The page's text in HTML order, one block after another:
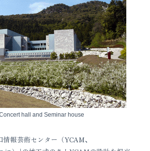
hall and Seminar house
報芸術センター（YCAM、